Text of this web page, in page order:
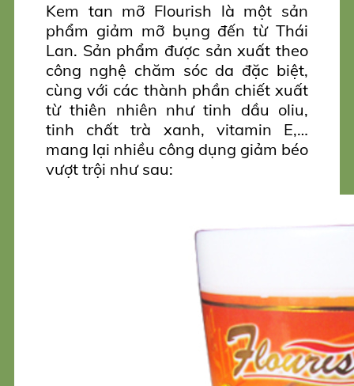
Kem tan mỡ Flourish là một sản
phẩm giảm mỡ bụng đến từ Thái
Lan. Sản phẩm được sản xuất theo
công nghệ chăm sóc da đặc biệt,
cùng với các thành phần chiết xuất
từ thiên nhiên như tinh dầu oliu,
tinh chất trà xanh, vitamin E,…
mang lại nhiều công dụng giảm béo
vượt trội như sau: